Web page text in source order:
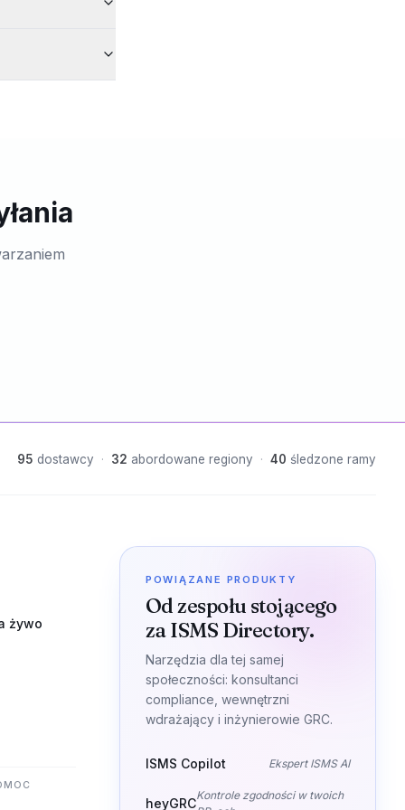
95 dostawcy · 32 abordowane regiony · 40 śledzone ramy
żywo
POWIĄZANE PRODUKTY
Od zespołu stojącego
za ISMS Directory.
Narzędzia dla tej samej
społeczności: konsultanci
compliance, wewnętrzni
wdrażający i inżynierowie GRC.
ISMS Copilot Ekspert ISMS AI
heyGRC
Kontrole zgodności w twoich